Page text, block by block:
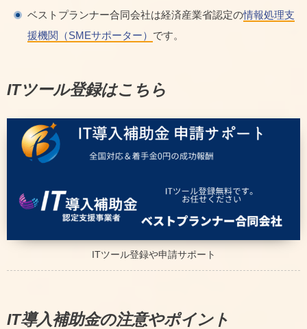
ベストプランナー合同会社は経済産業省認定の情報処理支
援機関（SMEサポーター） です。
ITツール登録はこちら
ITツール登録や申請サポート
IT導入補助金の注意やポイント